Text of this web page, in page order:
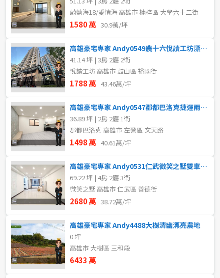
蔚藍海18/愛情海 高雄市 楠梓區 大學六十二街
1580 萬 30.9萬/坪
高雄豪宅專家 Andy0549農十六悅讀工坊漂亮三房車位
41.14 坪 | 3房 2廳 2衛
悅讀工坊 高雄市 鼓山區 裕國街
1788 萬 43.46萬/坪
高雄豪宅專家 Andy0547郡都巴洛克捷運兩房平移車位
36.89 坪 | 2房 2廳 1衛
郡都巴洛克 高雄市 左營區 文天路
1498 萬 40.61萬/坪
高雄豪宅專家 Andy0531仁武微笑之墅雙車電梯透天
69.22 坪 | 4房 2廳 3衛
微笑之墅 高雄市 仁武區 善德街
2680 萬 38.72萬/坪
高雄豪宅專家 Andy4488大樹清幽漂亮農地
0 坪
高雄市 大樹區 三和段
6433 萬